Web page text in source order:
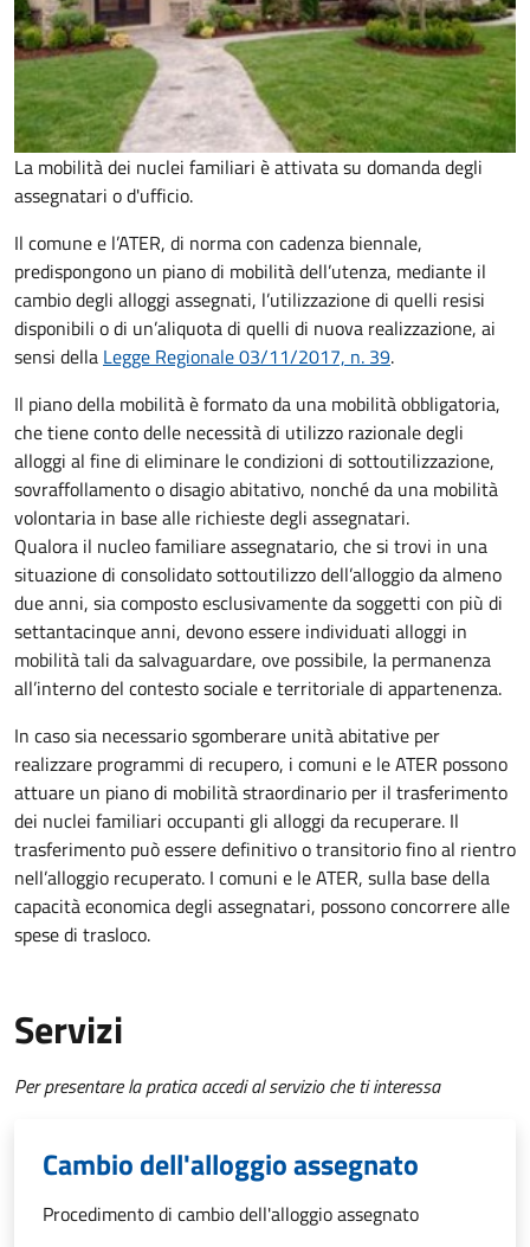
La mobilità dei nuclei familiari è attivata su domanda degli
assegnatari o d'ufficio.
Il comune e l’ATER, di norma con cadenza biennale,
predispongono un piano di mobilità dell’utenza, mediante il
cambio degli alloggi assegnati, l’utilizzazione di quelli resisi
disponibili o di un’aliquota di quelli di nuova realizzazione, ai
sensi della Legge Regionale 03/11/2017, n. 39.
Il piano della mobilità è formato da una mobilità obbligatoria,
che tiene conto delle necessità di utilizzo razionale degli
alloggi al fine di eliminare le condizioni di sottoutilizzazione,
sovraffollamento o disagio abitativo, nonché da una mobilità
volontaria in base alle richieste degli assegnatari.
Qualora il nucleo familiare assegnatario, che si trovi in una
situazione di consolidato sottoutilizzo dell’alloggio da almeno
due anni, sia composto esclusivamente da soggetti con più di
settantacinque anni, devono essere individuati alloggi in
mobilità tali da salvaguardare, ove possibile, la permanenza
all’interno del contesto sociale e territoriale di appartenenza.
In caso sia necessario sgomberare unità abitative per
realizzare programmi di recupero, i comuni e le ATER possono
attuare un piano di mobilità straordinario per il trasferimento
dei nuclei familiari occupanti gli alloggi da recuperare. Il
trasferimento può essere definitivo o transitorio fino al rientro
nell’alloggio recuperato. I comuni e le ATER, sulla base della
capacità economica degli assegnatari, possono concorrere alle
spese di trasloco.
Servizi
Per presentare la pratica accedi al servizio che ti interessa
Cambio dell'alloggio assegnato
Procedimento di cambio dell'alloggio assegnato